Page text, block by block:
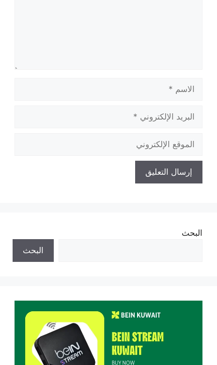
الاسم
البريد
الإلكتروني
الموقع
الإلكتروني
البحث
البحث